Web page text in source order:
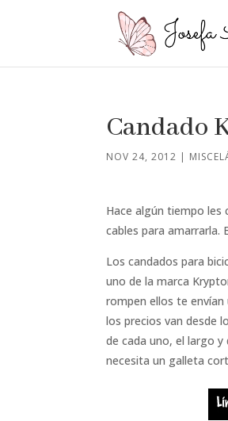
Candado
NOV 24, 2012 |
Hace algún tiempo
cables para amarrarla.
Los candados para
uno de la marca
rompen ellos te
los precios van desde
de cada uno, el largo
necesita un galleta